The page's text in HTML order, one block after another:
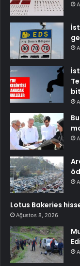
Lotus Bakeries
Ağustos 8, 2026